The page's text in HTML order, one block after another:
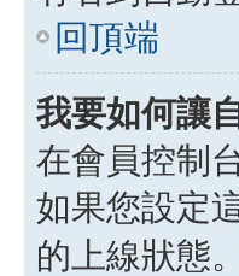
回頂端
我要如何讓
在會員控制
如果您設定
的上線狀態